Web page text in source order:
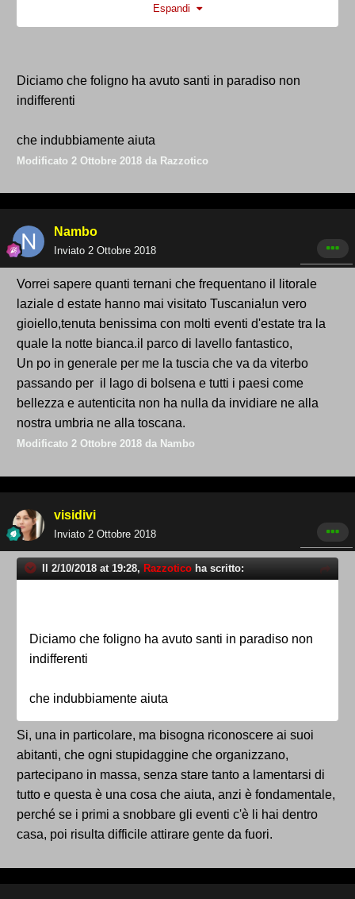
fermano per chiedermi dove sta la casa di Don
inferiori a Foligno, come hai scritto prima?
Ps: bel topic!
Espandi
Diciamo che foligno ha avuto santi in paradiso non
indifferenti
che indubbiamente aiuta
Modificato 2 Ottobre 2018 da Razzotico
Nambo
Inviato 2 Ottobre 2018
Vorrei sapere quanti ternani che frequentano il litorale
laziale d estate hanno mai visitato Tuscania!un vero
gioiello,tenuta benissima con molti eventi d'estate tra la
quale la notte bianca.il parco di lavello fantastico,
Un po in generale per me la tuscia che va da viterbo
passando per il lago di bolsena e tutti i paesi come
bellezza e autenticita non ha nulla da invidiare ne alla
nostra umbria ne alla toscana.
Modificato 2 Ottobre 2018 da Nambo
visidivi
Inviato 2 Ottobre 2018
Il 2/10/2018 at 19:28, Razzotico ha scritto:
Diciamo che foligno ha avuto santi in paradiso non
indifferenti
che indubbiamente aiuta
Si, una in particolare, ma bisogna riconoscere ai suoi
abitanti, che ogni stupidaggine che organizzano,
partecipano in massa, senza stare tanto a lamentarsi di
tutto e questa è una cosa che aiuta, anzi è fondamentale,
perché se i primi a snobbare gli eventi c'è li hai dentro
casa, poi risulta difficile attirare gente da fuori.